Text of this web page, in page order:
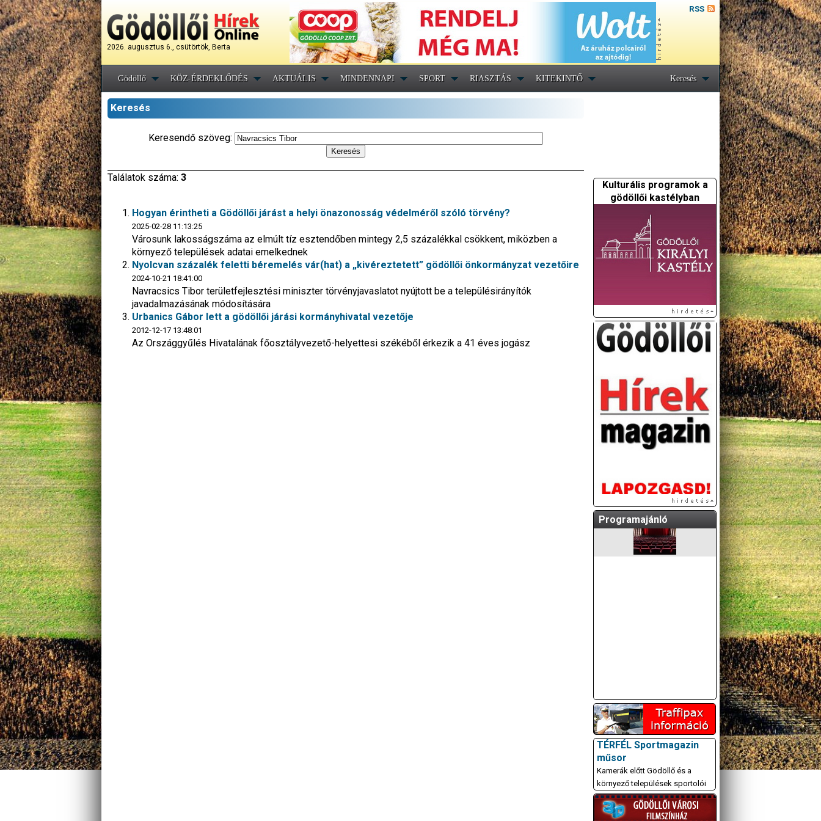
2026. augusztus 6., csütörtök, Berta
RSS
Gödöllő KÖZ-ÉRDEKLŐDÉS AKTUÁLIS MINDENNAPI SPORT RIASZTÁS KITEKINTŐ Keresés
Keresés
Keresendő szöveg:
Találatok száma: 3
Hogyan érintheti a Gödöllői járást a helyi önazonosság védelméről szóló törvény?
2025-02-28 11:13:25
Városunk lakosságszáma az elmúlt tíz esztendőben mintegy 2,5 százalékkal csökkent, miközben a
környező települések adatai emelkednek
Nyolcvan százalék feletti béremelés vár(hat) a „kivéreztetett” gödöllői önkormányzat vezetőire
2024-10-21 18:41:00
Navracsics Tibor területfejlesztési miniszter törvényjavaslatot nyújtott be a településirányítók
javadalmazásának módosítására
Urbanics Gábor lett a gödöllői járási kormányhivatal vezetője
2012-12-17 13:48:01
Az Országgyűlés Hivatalának főosztályvezető-helyettesi székéből érkezik a 41 éves jogász
Kulturális programok a
gödöllői kastélyban
Programajánló
A GÖDÖLLŐI ÉS
KÖRNYÉKBELI
KULTURÁLIS- ÉS
OLDALUNKON TESSZÜK
KÖZZÉ!
TÉRFÉL Sportmagazin
műsor
Kamerák előtt Gödöllő és a
környező települések sportolói